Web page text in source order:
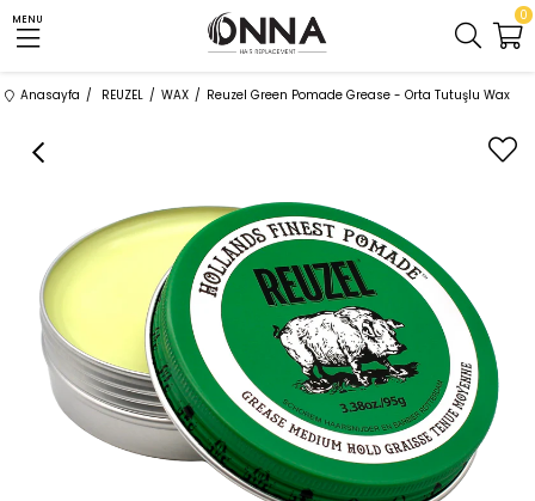
MENU 0
Anasayfa REUZEL WAX Reuzel Green Pomade Grease - Orta Tutuşlu Wax